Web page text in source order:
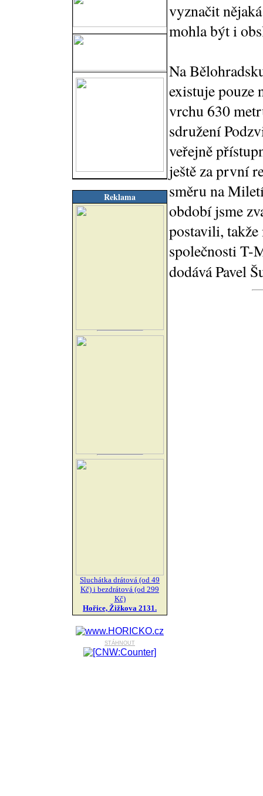
Reklama
Sluchátka drátová (od 49
Kč) i bezdrátová (od 299
Kč)
Hořice, Žižkova 2131.
stáhnout
vyznačit
mohla být i
Na
existuje pouze
vrchu 630
sdružení
veřejně
ještě za první
směru na
období jsme
postavili,
společnosti T-
dodává Pavel